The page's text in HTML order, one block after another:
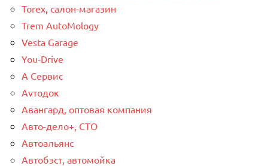
Torex, салон-магазин
Trem AutoMology
Vesta Garage
You-Drive
А Сервис
Аvтодок
Авангард, оптовая компания
Авто-дело+, СТО
Автоальянс
Автобэст, автомойка